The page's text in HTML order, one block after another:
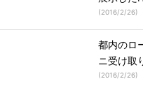
(2016/2/26)
都内のロ
ニ受け取
(2016/2/26)